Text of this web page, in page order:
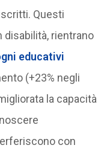
Questi
disabilità, rientrano
educativi
(+23% negli
la capacità
con